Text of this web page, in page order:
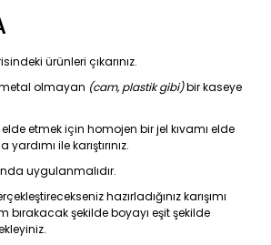
ürünleri çıkarınız.
metal olmayan (cam, plastik gibi)bir kaseye
elde etmek için homojen bir jel kıvamı elde
ile karıştırınız.
uygulanmalıdır.
hazırladığınız karışımı
bırakacak şekilde boyayı eşit şekilde